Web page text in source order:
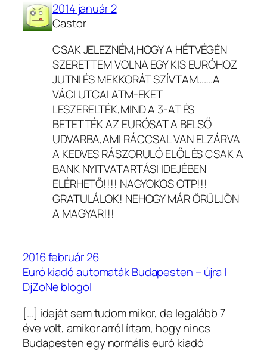
2014 január 2
Castor
CSAK JELEZNÉM,HOGY A HÉTVÉGÉN
SZERETTEM VOLNA EGY KIS EURÓHOZ
JUTNI ÉS MEKKORÁT SZÍVTAM…….A
VÁCI UTCAI ATM-EKET
LESZERELTÉK,MIND A 3-AT ÉS
BETETTÉK AZ EURÓSAT A BELSŐ
UDVARBA,AMI RÁCCSAL VAN ELZÁRVA
A KEDVES RÁSZORULÓ ELŐL ÉS CSAK A
BANK NYITVATARTÁSI IDEJÉBEN
ELÉRHETŐ!!!! NAGYOKOS OTP!!!
GRATULÁLOK! NEHOGY MÁR ÖRÜLJÖN
A MAGYAR!!!
2016 február 26
Euró kiadó automaták Budapesten – újra |
DjZoNe blogol
[…] idejét sem tudom mikor, de legalább 7
éve volt, amikor arról írtam, hogy nincs
Budapesten egy normális euró kiadó